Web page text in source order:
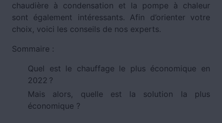
chaudière à condensation et la pompe à chaleur
sont également intéressants. Afin d’orienter votre
choix, voici les conseils de nos experts.
Sommaire :
Quel est le chauffage le plus économique en
2022 ?
Mais alors, quelle est la solution la plus
économique ?